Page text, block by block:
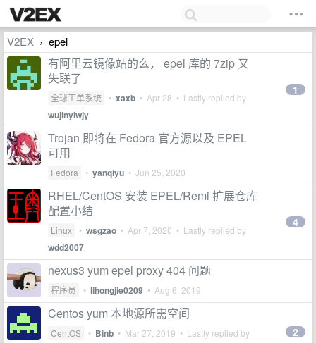
V2EX › epel
有阿里云镜像站的么， epel 库的 7zip 又
失联了
全球工单系统 • xaxb • Apr 28 • Lastly replied by
wujinyiwjy
1
Trojan 即将在 Fedora 官方源以及 EPEL
可用
Fedora • yanqiyu • Jun 25, 2020
RHEL/CentOS 安装 EPEL/Remi 扩展仓库
配置小结
Linux • wsgzao • Apr 7, 2020 • Lastly replied by
wdd2007
4
nexus3 yum epel proxy 404 问题
程序员 • lihongjie0209 • Aug 6, 2019
Centos yum 本地源所需空间
CentOS • Binb • Mar 27, 2019 • Lastly replied by 2